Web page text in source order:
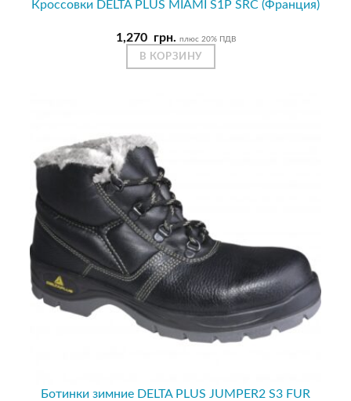
Кроссовки DELTA PLUS MIAMI S1P SRC (Франция)
1,270 грн. плюс 20% ПДВ
В КОРЗИНУ
Ботинки зимние DELTA PLUS JUMPER2 S3 FUR